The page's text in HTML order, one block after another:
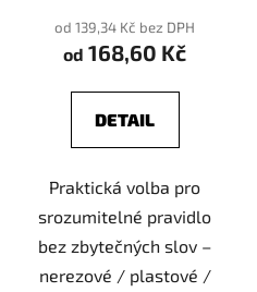
od 139,34 Kč bez DPH
od 168,60 Kč
DETAIL
Praktická volba pro
srozumitelné pravidlo
bez zbytečných slov –
nerezové / plastové /